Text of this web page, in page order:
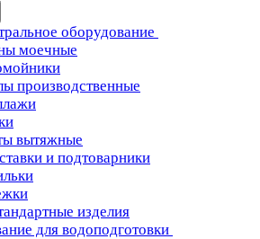
оборудование
моечные
производственные
вытяжные
и подтоварники
изделия
для водоподготовки